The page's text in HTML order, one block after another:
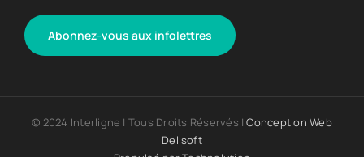
Abonnez-vous aux infolettres
© 2024 Interligne | Tous Droits Réservés |Conception Web
Delisoft